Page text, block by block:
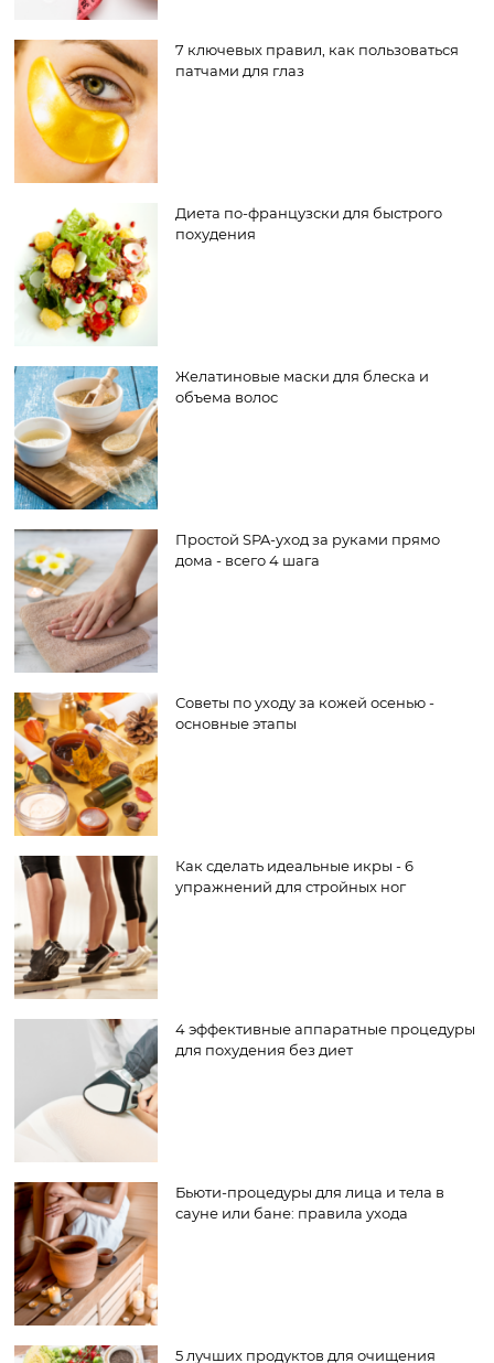
7 ключевых правил, как пользоваться
патчами для глаз
Диета по-французски для быстрого
похудения
Желатиновые маски для блеска и
объема волос
Простой SPA-уход за руками прямо
дома - всего 4 шага
Советы по уходу за кожей осенью -
основные этапы
Как сделать идеальные икры - 6
упражнений для стройных ног
4 эффективные аппаратные процедуры
для похудения без диет
Бьюти-процедуры для лица и тела в
сауне или бане: правила ухода
5 лучших продуктов для очищения